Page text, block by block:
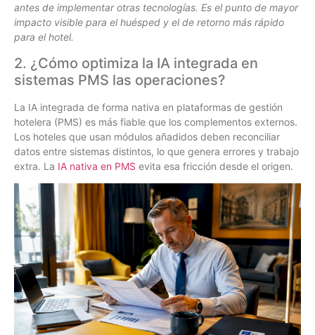
antes de implementar otras tecnologías. Es el punto de mayor
impacto visible para el huésped y el de retorno más rápido
para el hotel.
2. ¿Cómo optimiza la IA integrada en
sistemas PMS las operaciones?
La IA integrada de forma nativa en plataformas de gestión
hotelera (PMS) es más fiable que los complementos externos.
Los hoteles que usan módulos añadidos deben reconciliar
datos entre sistemas distintos, lo que genera errores y trabajo
extra. La IA nativa en PMS evita esa fricción desde el origen.